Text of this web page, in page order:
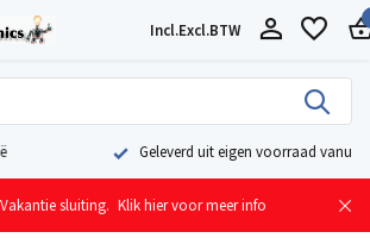
Incl.Excl.BTW
voorraad vanuit ons magazijn in Nederland
sluiting. Klik hier voor meer info